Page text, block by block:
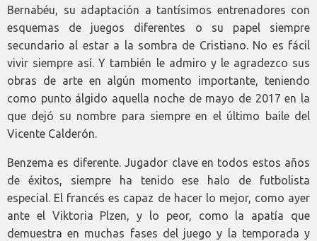
Bernabéu, su adaptación a tantísimos entrenadores con
esquemas de juegos diferentes o su papel siempre
secundario al estar a la sombra de Cristiano. No es fácil
vivir siempre así. Y también le admiro y le agradezco sus
obras de arte en algún momento importante, teniendo
como punto álgido aquella noche de mayo de 2017 en la
que dejó su nombre para siempre en el último baile del
Vicente Calderón.
Benzema es diferente. Jugador clave en todos estos años
de éxitos, siempre ha tenido ese halo de futbolista
especial. El francés es capaz de hacer lo mejor, como ayer
ante el Viktoria Plzen, y lo peor, como la apatía que
demuestra en muchas fases del juego y la temporada y